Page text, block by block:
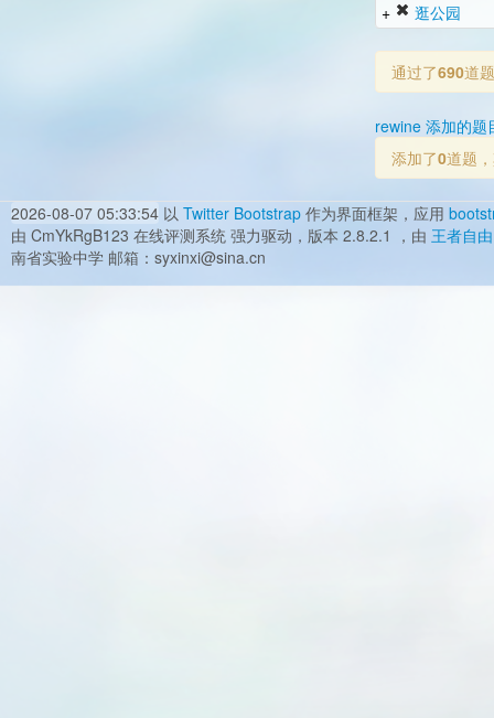
+
逛公园
通过了690道
rewine 添加的题
添加了0道题
2026-08-07 05:33:54 以 Twitter Bootstrap 作为界面框架，应用
由 CmYkRgB123 在线评测系统 强力驱动，版本 2.8.2.1 ，由 王者自由
南省实验中学 邮箱：syxinxi@sina.cn